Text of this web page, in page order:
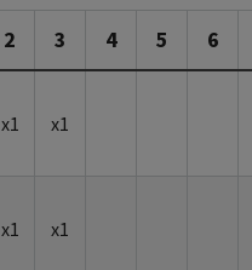
2 3 4 5 6
x1 x1
x1 x1